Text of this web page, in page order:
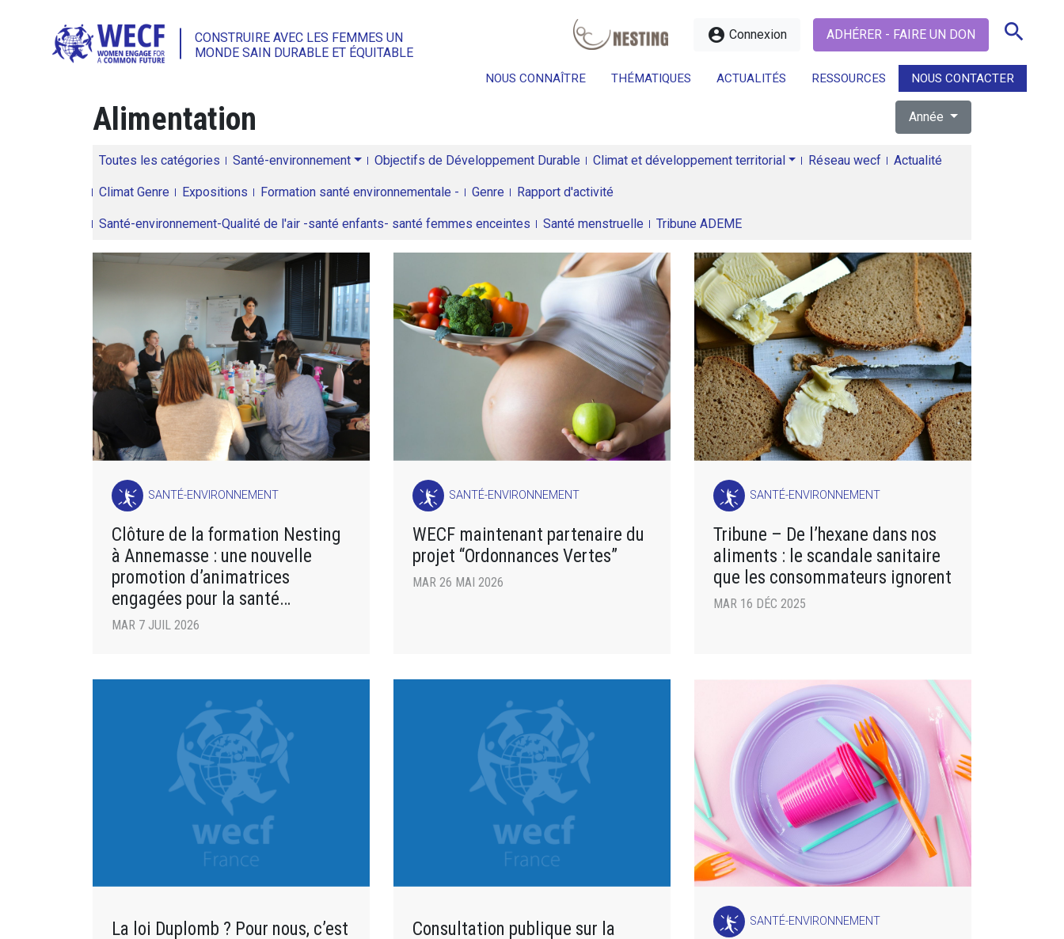
CONSTRUIRE AVEC LES FEMMES UN
MONDE SAIN DURABLE ET ÉQUITABLE
account_circle Connexion ADHÉRER - FAIRE UN DON search
NOUS CONNAÎTRE THÉMATIQUES ACTUALITÉS RESSOURCES NOUS CONTACTER
search
Alimentation Année
Toutes les catégories Santé-environnement Objectifs de Développement Durable Climat et développement territorial Réseau wecf Actualité
Climat Genre Expositions Formation santé environnementale - Genre Rapport d'activité
Santé-environnement-Qualité de l'air -santé enfants- santé femmes enceintes Santé menstruelle Tribune ADEME
SANTÉ-ENVIRONNEMENT
Clôture de la formation Nesting
à Annemasse : une nouvelle
promotion d’animatrices
engagées pour la santé
environnementale
MAR 7 JUIL 2026
SANTÉ-ENVIRONNEMENT
WECF maintenant partenaire du
projet “Ordonnances Vertes”
MAR 26 MAI 2026
SANTÉ-ENVIRONNEMENT
Tribune – De l’hexane dans nos
aliments : le scandale sanitaire
que les consommateurs ignorent
MAR 16 DÉC 2025
La loi Duplomb ? Pour nous, c’est
Consultation publique sur la
SANTÉ-ENVIRONNEMENT